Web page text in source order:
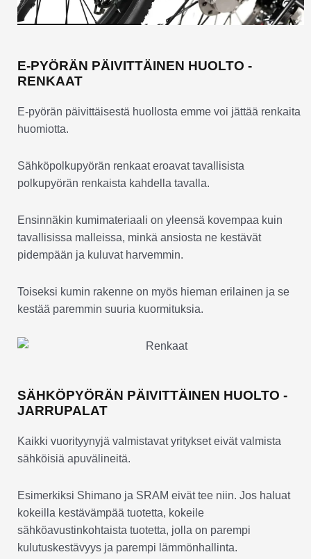
E-PYÖRÄN PÄIVITTÄINEN HUOLTO -
RENKAAT
E-pyörän päivittäisestä huollosta emme voi jättää renkaita
huomiotta.
Sähköpolkupyörän renkaat eroavat tavallisista
polkupyörän renkaista kahdella tavalla.
Ensinnäkin kumimateriaali on yleensä kovempaa kuin
tavallisissa malleissa, minkä ansiosta ne kestävät
pidempään ja kuluvat harvemmin.
Toiseksi kumin rakenne on myös hieman erilainen ja se
kestää paremmin suuria kuormituksia.
SÄHKÖPYÖRÄN PÄIVITTÄINEN HUOLTO -
JARRUPALAT
Kaikki vuorityynyjä valmistavat yritykset eivät valmista
sähköisiä apuvälineitä.
Esimerkiksi Shimano ja SRAM eivät tee niin. Jos haluat
kokeilla kestävämpää tuotetta, kokeile
sähköavustinkohtaista tuotetta, jolla on parempi
kulutuskestävyys ja parempi lämmönhallinta.